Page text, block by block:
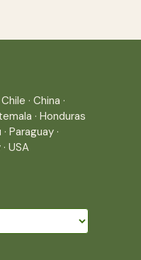
Chile · China ·
· Honduras
· Paraguay ·
· USA